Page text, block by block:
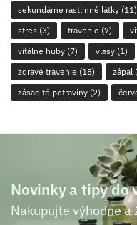
sekundárne rastlinné látky (11)
stres (3) trávenie (7)
vitálne huby (7) vlasy (1)
zdravé trávenie (18) zápal
zásadité potraviny (2)
Novinky a tipy do
Nakupujte výhodne a